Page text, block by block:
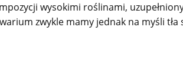
wysokimi roślinami,
zwykle mamy jednak na myśli